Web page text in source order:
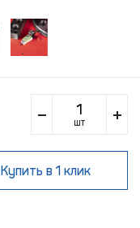
шт
Купить в 1 клик